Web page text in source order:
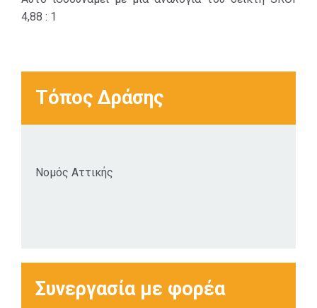
και οικονομικών
νομισματικές
αξίες για την
αποτίμησή τους.
Για τα δύο έτη
ανάλυση SROI
ύψους 40.000€
αποδίδονται
195.331.03€ σε
4,88 : 1
Τόπος Δράσης
Νομός Αττικής
Συνεργασία με φορέα